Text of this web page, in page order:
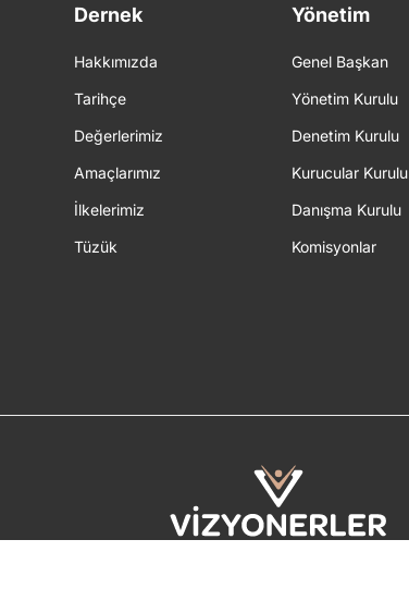
Dernek
Hakkımızda
Tarihçe
Değerlerimiz
Amaçlarımız
İlkelerimiz
Tüzük
Yönetim
Genel Başkan
Yönetim Kurulu
Denetim Kurulu
Kurucular Kurulu
Danışma Kurulu
Komisyonlar